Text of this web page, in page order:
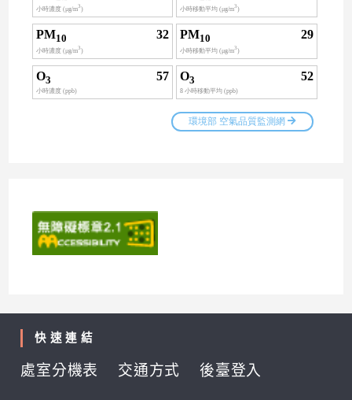
快速連結
處室分機表 交通方式 後臺登入